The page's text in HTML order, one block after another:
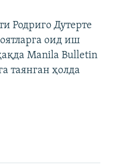
Родриго Дутерте
оид иш
Manila Bulletin
таянган ҳолда